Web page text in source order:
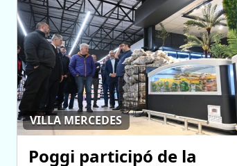
VILLA MERCEDES
Poggi participó de la